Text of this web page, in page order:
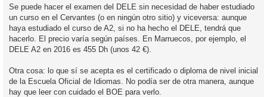
s
a
e
Se puede hacer el examen del DELE sin necesidad de haber estudiado
un curso en el Cervantes (o en ningún otro sitio) y viceversa: aunque
haya estudiado el curso de A2, si no ha hecho el DELE, tendrá que
hacerlo. El precio varía según países. En Marruecos, por ejemplo, el
DELE A2 en 2016 es 455 Dh (unos 42 €).
Otra cosa: lo que sí se acepta es el certificado o diploma de nivel inicial
de la Escuela Oficial de Idiomas. No podía ser de otra manera, aunque
hay que leer con cuidado el BOE para verlo.